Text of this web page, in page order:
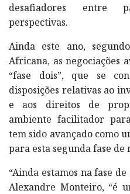
desafiadores entre
perspectivas.
Ainda este ano,
Africana, as negociações
“fase dois”, que se
disposições relativas ao
e aos direitos de
ambiente facilitador
tem sido avançado como
para esta segunda fase de
“Ainda estamos na fase
Alexandre Monteiro, “é